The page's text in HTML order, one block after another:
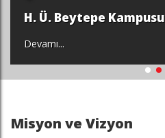
H. Ü. Beytepe Kampusu
Devamı...
Misyon ve Vizyon